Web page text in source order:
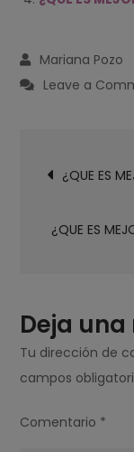
Leave a
de¿QUE ES
¿QUE ES
Deja
Tu dirección de
campos
Comentario *